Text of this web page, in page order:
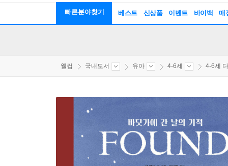
빠른분야찾기 베스트 신상품 이벤트 바이백 매
웰컴 국내도서 유아 4-6세 4-6세